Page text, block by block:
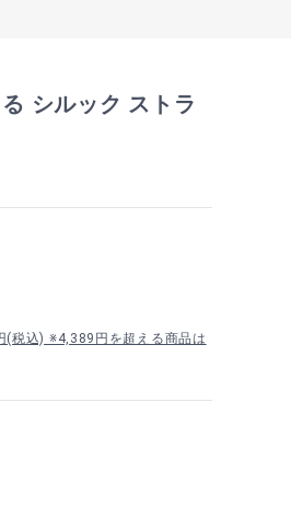
シルック ストラ
税込) ※4,389円を超える商品は